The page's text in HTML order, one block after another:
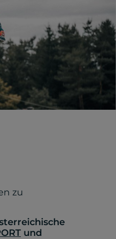
zu
und